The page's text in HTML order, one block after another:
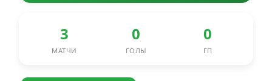
3
МАТЧИ
0
ГОЛЫ
0
ГП